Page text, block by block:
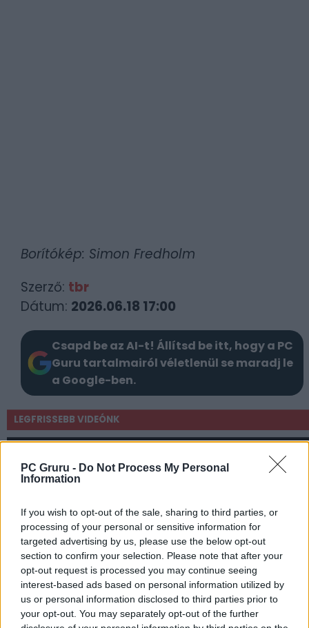
PC Gruru - Do Not Process My Personal
Information
If you wish to opt-out of the sale, sharing to third parties, or
processing of your personal or sensitive information for
targeted advertising by us, please use the below opt-out
section to confirm your selection. Please note that after your
opt-out request is processed you may continue seeing
interest-based ads based on personal information utilized by
us or personal information disclosed to third parties prior to
your opt-out. You may separately opt-out of the further
Borítókép: Simon Fredholm
Szerző: tbr
Dátum: 2026.06.18 17:00
Csapd be az AI-t! Állítsd be itt, hogy a PC
Guru tartalmairól véletlenül se maradj le
a Google-ben.
LEGFRISSEBB VIDEÓNK